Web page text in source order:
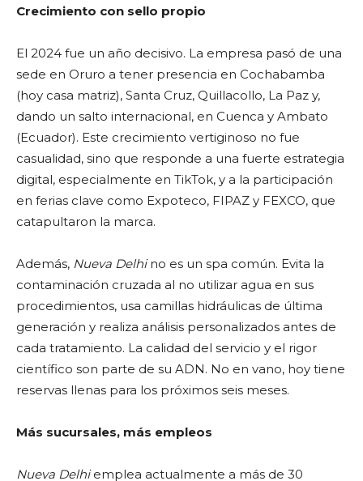
Crecimiento con sello propio
El 2024 fue un año decisivo. La empresa pasó de una
sede en Oruro a tener presencia en Cochabamba
(hoy casa matriz), Santa Cruz, Quillacollo, La Paz y,
dando un salto internacional, en Cuenca y Ambato
(Ecuador). Este crecimiento vertiginoso no fue
casualidad, sino que responde a una fuerte estrategia
digital, especialmente en TikTok, y a la participación
en ferias clave como Expoteco, FIPAZ y FEXCO, que
catapultaron la marca.
Además, Nueva Delhino es un spa común. Evita la
contaminación cruzada al no utilizar agua en sus
procedimientos, usa camillas hidráulicas de última
generación y realiza análisis personalizados antes de
cada tratamiento. La calidad del servicio y el rigor
científico son parte de su ADN. No en vano, hoy tiene
reservas llenas para los próximos seis meses.
Más sucursales, más empleos
Nueva Delhiemplea actualmente a más de 30